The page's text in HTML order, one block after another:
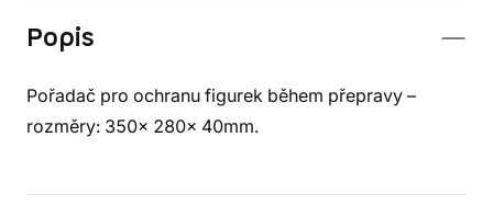
Popis
Pořadač pro ochranu figurek během přepravy –
rozměry: 350x 280x 40mm.